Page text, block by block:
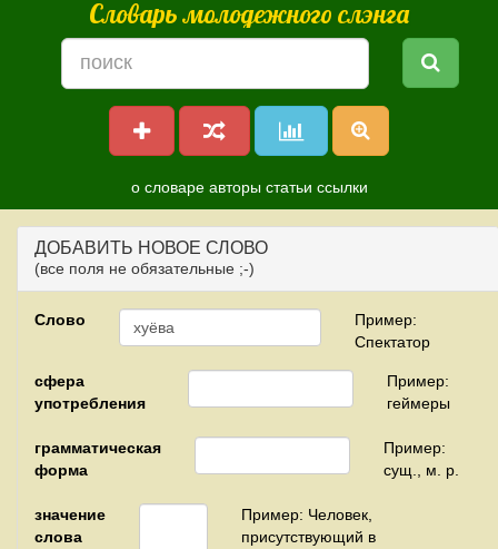
Словарь молодежного слэнга
о словаре авторы статьи ссылки
ДОБАВИТЬ НОВОЕ СЛОВО
(все поля не обязательные ;-)
Слово
Пример:
Спектатор
сфера
употребления
Пример:
геймеры
грамматическая
форма
Пример:
сущ., м. р.
значение
слова
Пример: Человек,
присутствующий в